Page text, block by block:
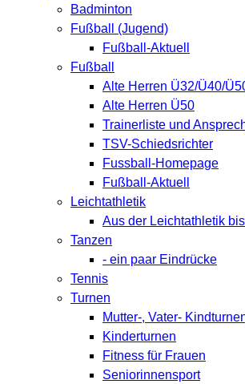
Badminton
Fußball (Jugend)
Fußball-Aktuell
Fußball
Alte Herren Ü32/Ü40/
Alte Herren Ü50
Trainerliste und
TSV-Schiedsrichter
Fussball-Homepage
Fußball-Aktuell
Leichtathletik
Aus der Leichtathletik
Tanzen
- ein paar Eindrücke
Tennis
Turnen
Mutter-, Vater-
Kinderturnen
Fitness für Frauen
Seniorinnensport